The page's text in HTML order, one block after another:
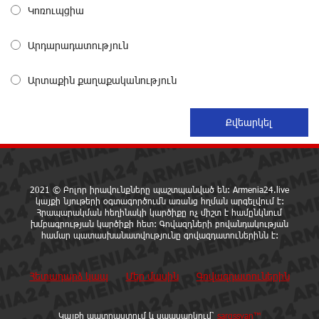
Ինչպես է ՔՊ-ն «հարգում» ժողովրդի քվեն.
Մարիաննա Ղահրամանյան
Ընդդիմությունը պետք է օր առաջ համախմբվի այս
ծանր իրավիճակից դուրս գալու համար. Արմեն
Մանվելյան
Դուք ու ձեր անտաղանդ շոուները ոչ ավելին են,
Աննա Կոստանյան
Կոռուպցիա
Արդարադատություն
Արտաքին քաղաքականություն
2021 © Բոլոր իրավունքները պաշտպանված են: Armenia24.live
կայքի նյութերի օգտագործումն առանց հղման արգելվում է:
Հրապարակման հեղինակի կարծիքը ոչ միշտ է համընկնում
խմբագրության կարծիքի հետ: Գովազդների բովանդակության
համար պատասխանատվությունը գովազդատուներինն է:
Հետադարձ կապ Մեր մասին Գովազդատուներին
Կայքի պատրաստում և սպասարկում՝ sargssyan™